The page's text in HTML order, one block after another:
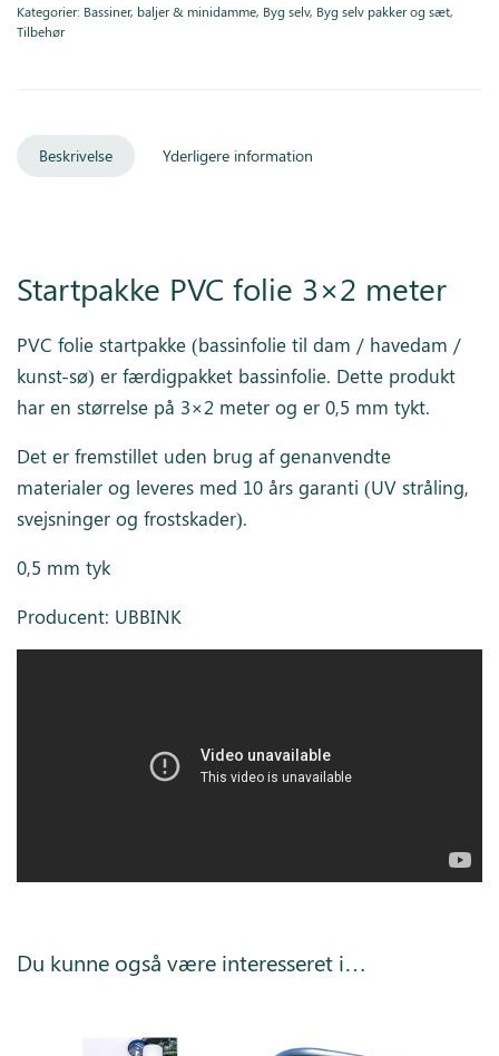
Kategorier: Bassiner, baljer & minidamme, Byg selv, Byg selv pakker og sæt,
Tilbehør
Beskrivelse Yderligere information
Startpakke PVC folie 3×2 meter
PVC folie startpakke (bassinfolie til dam / havedam /
kunst-sø) er færdigpakket bassinfolie. Dette produkt
har en størrelse på 3×2 meter og er 0,5 mm tykt.
Det er fremstillet uden brug af genanvendte
materialer og leveres med 10 års garanti (UV stråling,
svejsninger og frostskader).
0,5 mm tyk
Producent: UBBINK
Du kunne også være interesseret i…